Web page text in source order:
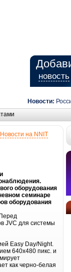
новость
Новости:
Новости на NNIT
оборудования
семинаре
оборудования
JVC для системы
Easy Day/Night.
640х480 пикс. и
как черно-белая